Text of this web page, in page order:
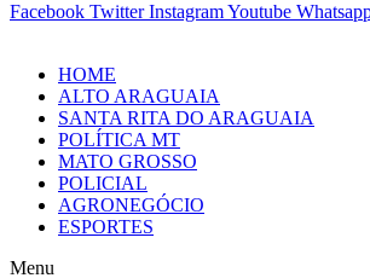
Facebook Twitter InstagramYoutube
HOME
ALTO ARAGUAIA
SANTA RITA DO ARAGUAIA
POLÍTICA MT
MATO GROSSO
POLICIAL
AGRONEGÓCIO
ESPORTES
Menu